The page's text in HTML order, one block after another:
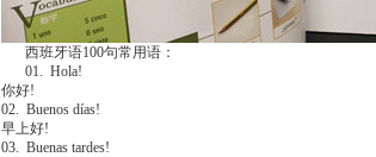
西班牙语100句常用语：
01. Hola!
你好!
02. Buenos días!
早上好!
03. Buenas tardes!